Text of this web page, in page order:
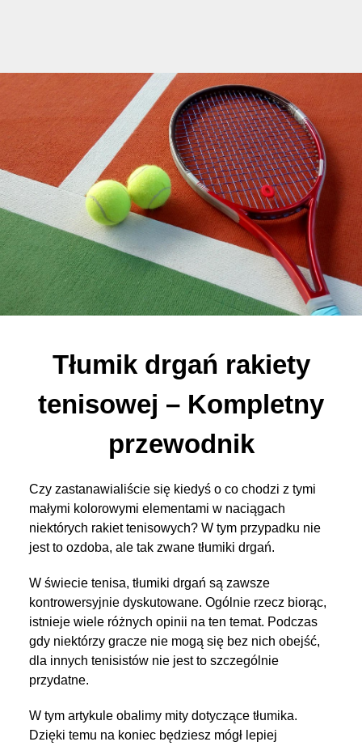
Tłumik drgań rakiety
tenisowej – Kompletny
przewodnik
Czy zastanawialiście się kiedyś o co chodzi z tymi
małymi kolorowymi elementami w naciągach
niektórych rakiet tenisowych? W tym przypadku nie
jest to ozdoba, ale tak zwane tłumiki drgań.
W świecie tenisa, tłumiki drgań są zawsze
kontrowersyjnie dyskutowane. Ogólnie rzecz biorąc,
istnieje wiele różnych opinii na ten temat. Podczas
gdy niektórzy gracze nie mogą się bez nich obejść,
dla innych tenisistów nie jest to szczególnie
przydatne.
W tym artykule obalimy mity dotyczące tłumika.
Dzięki temu na koniec będziesz mógł lepiej